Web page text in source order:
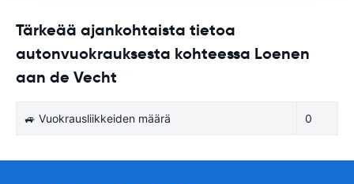
Tärkeää ajankohtaista tietoa
autonvuokrauksesta kohteessa Loenen
aan de Vecht
🚙 Vuokrausliikkeiden määrä 0